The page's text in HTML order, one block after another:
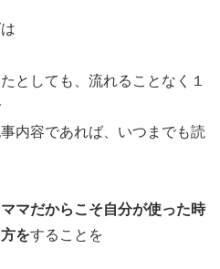
としても、流れることなく１
内容であれば、いつまでも読
マだからこそ自分が使った時
をすることを